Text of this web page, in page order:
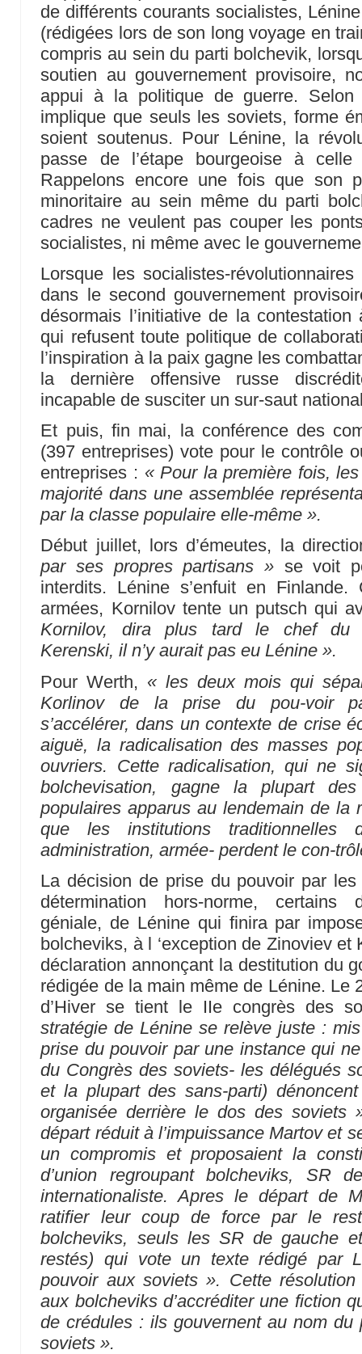
de différents courants socialistes,
(rédigées lors de son long voyage en
compris au sein du parti bolchevik,
soutien au gouvernement provisoire,
appui à la politique de guerre.
implique que seuls les soviets, forme
soient soutenus. Pour Lénine, la
passe de l’étape bourgeoise à
Rappelons encore une fois que son
minoritaire au sein même du parti
cadres ne veulent pas couper les
socialistes, ni même avec le
Lorsque les socialistes-
dans le second gouvernement
désormais l’initiative de la
qui refusent toute politique de
l’inspiration à la paix gagne les
la dernière offensive russe
incapable de susciter un sur-saut
Et puis, fin mai, la conférence des
(397 entreprises) vote pour le contrôle
entreprises : « Pour la première fois,
majorité dans une assemblée
par la classe populaire elle-même ».
Début juillet, lors d’émeutes, la
par ses propres partisans »se voit
interdits. Lénine s’enfuit en
armées, Kornilov tente un putsch qui
Kornilov, dira plus tard le chef du
Kerenski, il n’y aurait pas eu Lénine ».
Pour Werth, « les deux mois qui
Korlinov de la prise du pou-voir
s’accélérer, dans un contexte de crise
aiguë, la radicalisation des masses
ouvriers. Cette radicalisation, qui ne
bolchevisation, gagne la plupart
populaires apparus au lendemain de la
que les institutions traditionnelles
administration, armée- perdent le con-
La décision de prise du pouvoir par
détermination hors-norme, certains
géniale, de Lénine qui finira par
bolcheviks, à l ‘exception de Zinoviev et
déclaration annonçant la destitution du
rédigée de la main même de Lénine. Le
d’Hiver se tient le IIe congrès des
stratégie de Lénine se relève juste :
prise du pouvoir par une instance qui
du Congrès des soviets- les délégués
et la plupart des sans-parti)
organisée derrière le dos des soviets
départ réduit à l’impuissance Martov et
un compromis et proposaient la
d’union regroupant bolcheviks, SR
internationaliste. Apres le départ de
ratifier leur coup de force par le
bolcheviks, seuls les SR de gauche
restés) qui vote un texte rédigé par
pouvoir aux soviets ». Cette
aux bolcheviks d’accréditer une fiction
de crédules : ils gouvernent au nom
soviets ».